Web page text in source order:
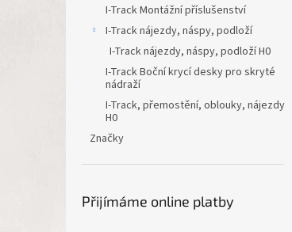
I-Track Montážní příslušenství
I-Track nájezdy, náspy, podloží
I-Track nájezdy, náspy, podloží H0
I-Track Boční krycí desky pro skryté
nádraží
I-Track, přemostění, oblouky, nájezdy
H0
Značky
Přijímáme online platby